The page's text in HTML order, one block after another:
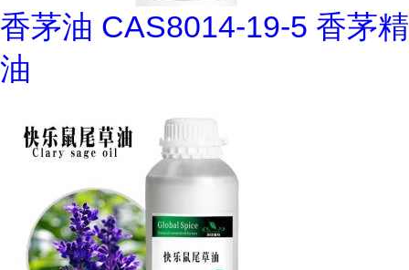
香茅油 CAS8014-19-5 香茅精
油